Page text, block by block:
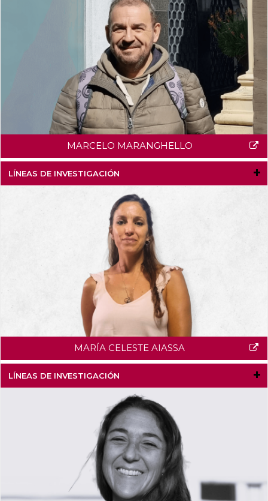
MARCELO MARANGHELLO
LÍNEAS DE INVESTIGACIÓN
MARÍA CELESTE AIASSA
LÍNEAS DE INVESTIGACIÓN